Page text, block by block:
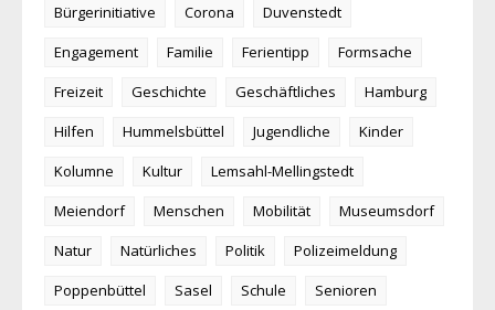
Bürgerinitiative
Corona
Duvenstedt
Engagement
Familie Ferientipp
Formsache
Freizeit
Geschichte Geschäftliches
Hamburg
Hilfen
Hummelsbüttel Jugendliche
Kinder
Kolumne
Kultur
Lemsahl-Mellingstedt
Meiendorf
Menschen Mobilität
Museumsdorf
Natur
Natürliches Politik
Polizeimeldung
Poppenbüttel
Sasel Schule
Senioren